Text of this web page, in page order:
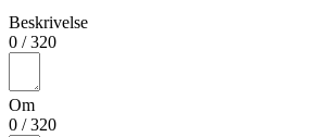
Beskrivelse
0 /320
Om
0 /320